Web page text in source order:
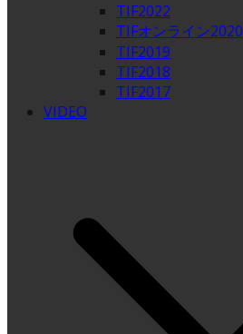
TIF2022
TIFオンライン2020
TIF2019
TIF2018
TIF2017
VIDEO